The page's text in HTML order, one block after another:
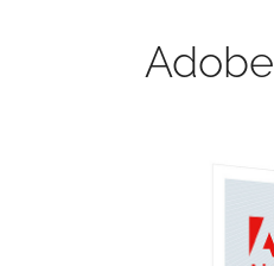
Adobe